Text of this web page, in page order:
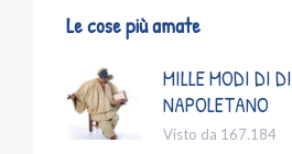
Le cose più amate
MILLE MODI DI
NAPOLETANO
Visto da 167.184